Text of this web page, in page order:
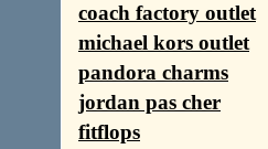
coach factory outlet
michael kors outlet
pandora charms
jordan pas cher
fitflops